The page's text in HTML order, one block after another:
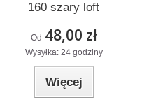
160 szary loft
Od 48,00 zł
Wysyłka: 24 godziny
Więcej